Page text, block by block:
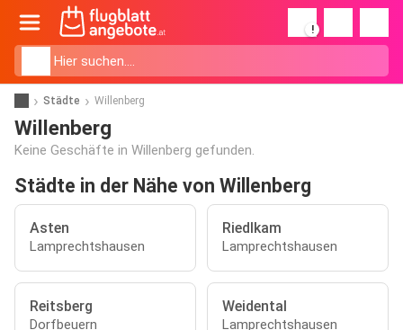
!
Städte Willenberg
Willenberg
Keine Geschäfte in Willenberg gefunden.
Städte in der Nähe von Willenberg
Asten
Lamprechtshausen
Riedlkam
Lamprechtshausen
Reitsberg
Dorfbeuern
Weidental
Lamprechtshausen